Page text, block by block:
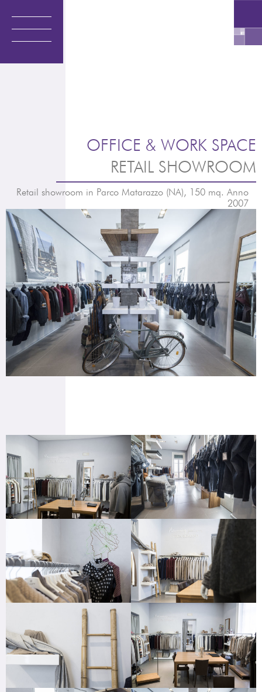
OFFICE & WORK SPACE
RETAIL SHOWROOM
Retail showroom in Parco Matarazzo (NA), 150 mq. Anno
2007